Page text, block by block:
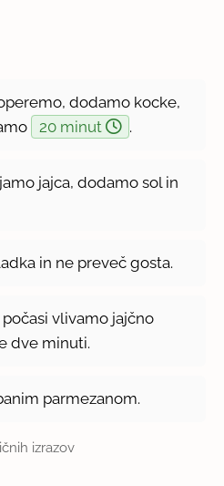
dodamo kocke,
20 minut .
jajca, dodamo sol in
in ne preveč gosta.
vlivamo jajčno
dve minuti.
parmezanom.
izrazov